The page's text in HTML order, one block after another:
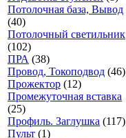
Потолочная база, Вывод
(40)
Потолочный светильник
(102)
ПРА (38)
Провод, Токоподвод (46)
Прожектор (12)
Промежуточная вставка
(25)
Профиль. Заглушка (117)
Пульт (1)